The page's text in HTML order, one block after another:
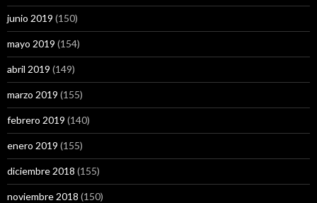
junio 2019 (150)
mayo 2019 (154)
abril 2019 (149)
marzo 2019 (155)
febrero 2019 (140)
enero 2019 (155)
diciembre 2018 (155)
noviembre 2018 (150)